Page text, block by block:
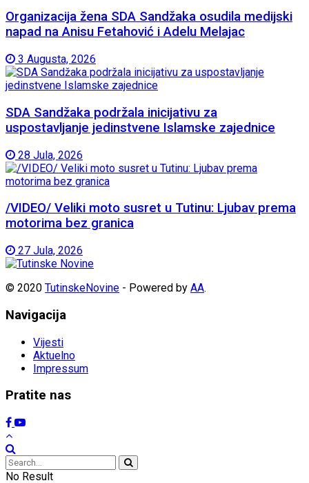
Organizacija žena SDA Sandžaka osudila medijski
napad na Anisu Fetahović i Adelu Melajac
3 Augusta, 2026
SDA Sandžaka podržala inicijativu za
uspostavljanje jedinstvene Islamske zajednice
28 Jula, 2026
/VIDEO/ Veliki moto susret u Tutinu: Ljubav prema
motorima bez granica
27 Jula, 2026
© 2020 TutinskeNovine - Powered by AA.
Navigacija
Vijesti
Aktuelno
Impressum
Pratite nas
No Result